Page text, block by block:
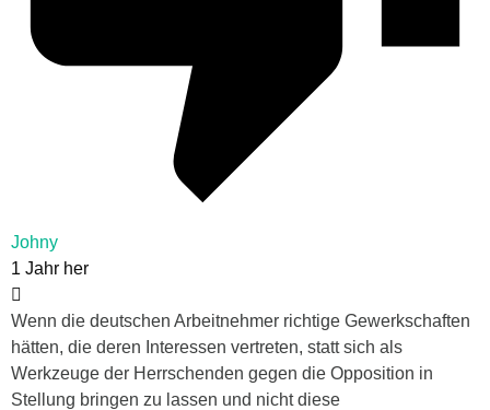
Johny
1 Jahr her
Wenn die deutschen Arbeitnehmer richtige Gewerkschaften
hätten, die deren Interessen vertreten, statt sich als
Werkzeuge der Herrschenden gegen die Opposition in
Stellung bringen zu lassen und nicht diese